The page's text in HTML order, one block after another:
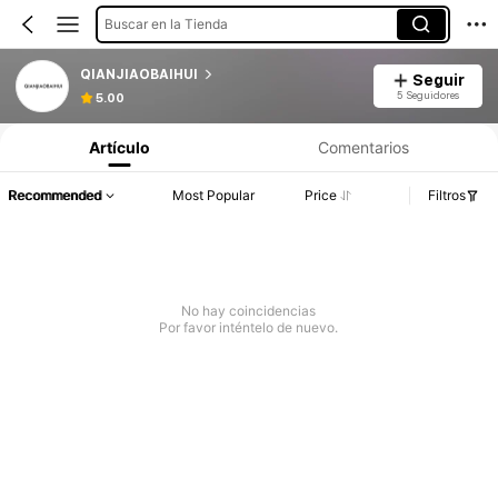
Buscar en la Tienda
QIANJIAOBAIHUI
5.00
Seguir
5 Seguidores
Artículo Comentarios
Recommended Most Popular Price Filtros
No hay coincidencias
Por favor inténtelo de nuevo.